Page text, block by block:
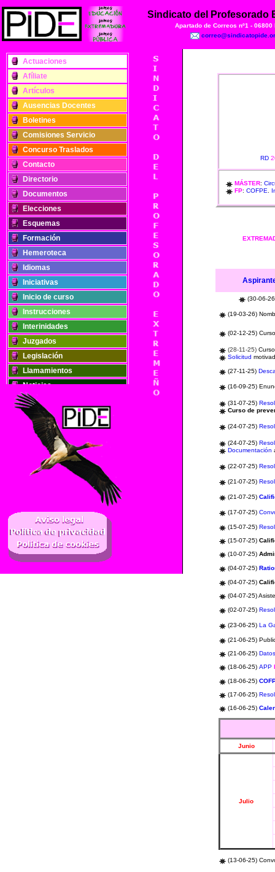
Sindicato del Profesorado
Apartado de Correos nº1 - 06800
Actuaciones
Afíliate
Artículos
Ausencias Docentes
Boletines
Comisiones Servicio
Concurso Traslados
Contacto
Directorio
Documentos
Elecciones
Esquemas
Formación
Hemeroteca
Idiomas
Iniciativas
Inicio de curso
Instrucciones
Interinidades
Juzgados
Legislación
Llamamientos
Noticias
Oposiciones
Plantillas
Publicaciones
Registros
Retribuciones
Solidaridad
RD
MÁSTER:
FP: COFPE
(30-06-
(19-03-26)
(02-12-25)
(28-11-25)
Solicitud
(27-11-25)
(16-09-25)
(31-07-25)
Curso de
(24-07-25)
(24-07-25)
Documentación
(22-07-25)
(21-07-25)
(21-07-25)
(17-07-25)
(15-07-25)
(15-07-25)
(10-07-25)
(04-07-25)
(04-07-25)
(04-07-25)
(02-07-25)
(23-06-25) La
(21-06-25)
(21-06-25)
(18-06-25) APP
(18-06-25)
(17-06-25)
(16-06-25)
Junio
Julio
(13-06-25)